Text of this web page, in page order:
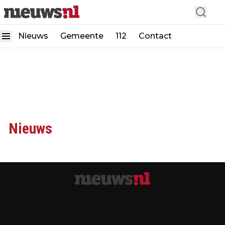
Nieuws Gemeente 112 Contact
Nieuws